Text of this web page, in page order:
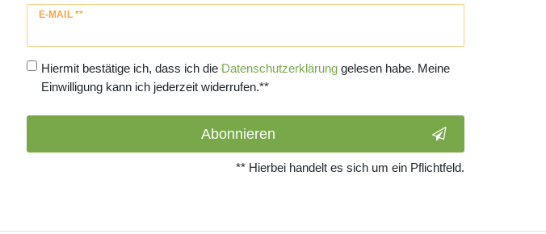
E-MAIL **
Newsletter
Hiermit bestätige ich, dass ich die Daten­schutz­erklärunggelesen habe. Meine
Einwilligung kann ich jederzeit widerrufen.**
Abonnieren
** Hierbei handelt es sich um ein Pflichtfeld.